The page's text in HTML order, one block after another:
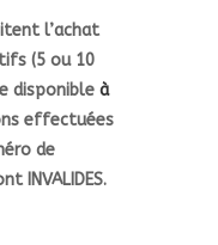
l’achat
(5 ou 10
disponible à
effectuées
de
INVALIDES.